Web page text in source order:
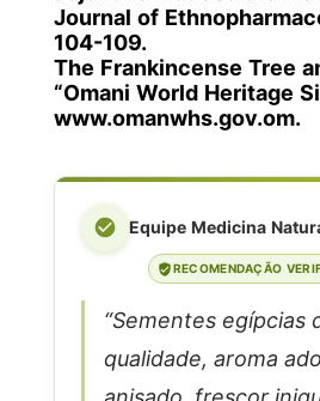
Journal of
104-109.
The Frankincense Tree
“Omani World Heritage
www.omanwhs.gov.om.
Equipe Medicina
RECOMENDAÇÃO
“Sementes egípcias
qualidade, aroma